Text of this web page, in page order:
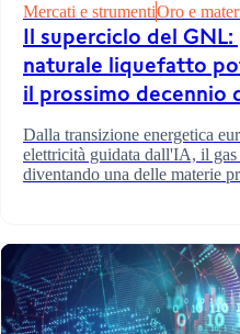
Mercati e strumentiOro e
Il superciclo del GNL:
naturale liquefatto
il prossimo decennio
Dalla transizione energetica
elettricità guidata dall'IA, il gas
diventando una delle materie